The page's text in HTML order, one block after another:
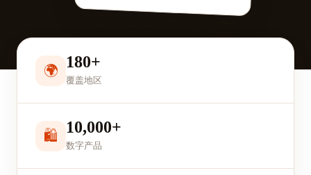
🌍 180+
覆盖地区
🛍️ 10,000+
数字产品